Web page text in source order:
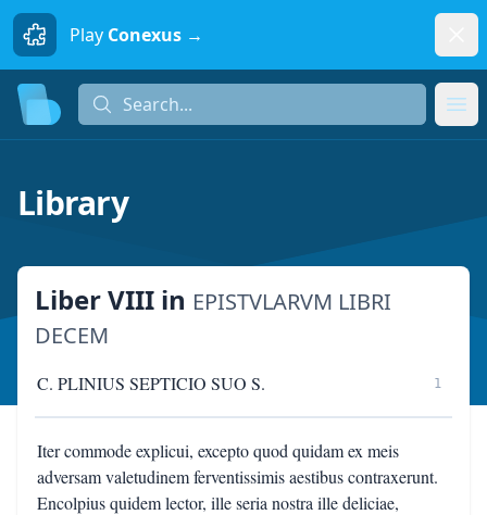
Play Conexus →
Search...
Library
Liber VIII in EPISTVLARVM LIBRI
DECEM
C. PLINIUS SEPTICIO SUO S. 1
Iter commode explicui, excepto quod quidam ex meis
adversam valetudinem ferventissimis aestibus contraxerunt.
Encolpius quidem lector, ille seria nostra ille deliciae,